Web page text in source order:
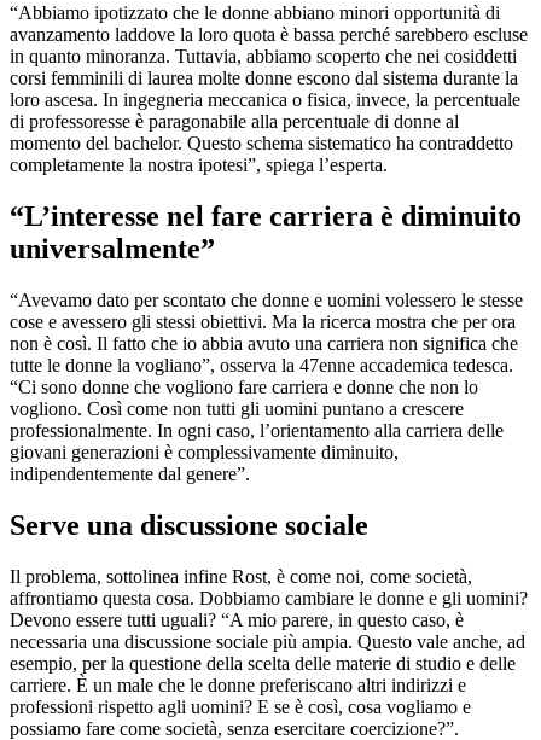
“Abbiamo ipotizzato che le donne abbiano minori opportunità di
avanzamento laddove la loro quota è bassa perché sarebbero escluse
in quanto minoranza. Tuttavia, abbiamo scoperto che nei cosiddetti
corsi femminili di laurea molte donne escono dal sistema durante la
loro ascesa. In ingegneria meccanica o fisica, invece, la percentuale
di professoresse è paragonabile alla percentuale di donne al
momento del bachelor. Questo schema sistematico ha contraddetto
completamente la nostra ipotesi”, spiega l’esperta.
“L’interesse nel fare carriera è diminuito
universalmente”
“Avevamo dato per scontato che donne e uomini volessero le stesse
cose e avessero gli stessi obiettivi. Ma la ricerca mostra che per ora
non è così. Il fatto che io abbia avuto una carriera non significa che
tutte le donne la vogliano”, osserva la 47enne accademica tedesca.
“Ci sono donne che vogliono fare carriera e donne che non lo
vogliono. Così come non tutti gli uomini puntano a crescere
professionalmente. In ogni caso, l’orientamento alla carriera delle
giovani generazioni è complessivamente diminuito,
indipendentemente dal genere”.
Serve una discussione sociale
Il problema, sottolinea infine Rost, è come noi, come società,
affrontiamo questa cosa. Dobbiamo cambiare le donne e gli uomini?
Devono essere tutti uguali? “A mio parere, in questo caso, è
necessaria una discussione sociale più ampia. Questo vale anche, ad
esempio, per la questione della scelta delle materie di studio e delle
carriere. È un male che le donne preferiscano altri indirizzi e
professioni rispetto agli uomini? E se è così, cosa vogliamo e
possiamo fare come società, senza esercitare coercizione?”.